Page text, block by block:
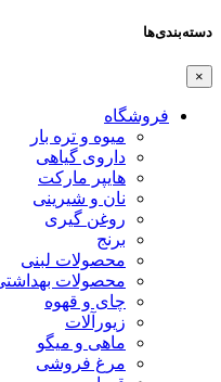
دسته‌بندی‌ها
×
فروشگاه
میوه و تره بار
داروی گیاهی
هایپر مارکت
نان و شیرینی
روغن گیری
برنج
محصولات لبنی
محصولات بهداشتی
چای و قهوه
زیورآلات
ماهی و میگو
مرغ فروشی